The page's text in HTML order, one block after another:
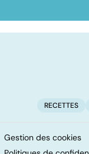
RECETTES
Gestion des cookies